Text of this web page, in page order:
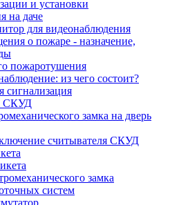
и установки
на даче
для видеонаблюдения
о пожаре - назначение,
пожаротушения
из чего состоит?
сигнализация
СКУД
замка на дверь
считывателя СКУД
замка
систем